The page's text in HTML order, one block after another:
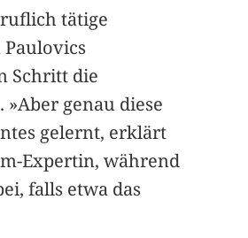
tätige
Schritt die
genau diese
gelernt, erklärt
Expertin, während
falls etwa das